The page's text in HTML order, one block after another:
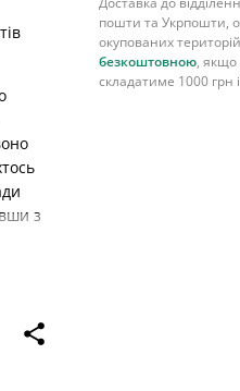
з
пошти та Укрпошти,
окупованих
безкоштовною, якщо
складатиме 1000 грн